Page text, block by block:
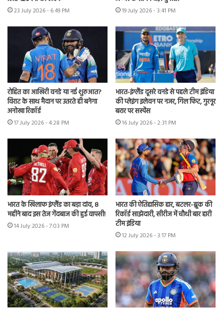
23 July 2026 - 6:49 PM 19 July 2026 - 3:41 PM
रोहित का आखिरी वनडे या नई शुरुआत?
विराट के साथ मैदान पर उतरते ही बनेगा
अनोखा रिकॉर्ड
17 July 2026 - 4:28 PM
भारत-इंग्लैंड दूसरे वनडे से पहले टीम इंडिया
की प्लेइंग इलेवन पर नजर, गिल फिट, गुरनूर
बरार पर सस्पेंस
16 July 2026 - 2:31 PM
भारत के खिलाफ इंग्लैंड का बड़ा दांव, 8
महीने बाद इस तेज गेंदबाज की हुई वापसी!
14 July 2026 - 7:03 PM
भारत की ऐतिहासिक हार, बटलर-ब्रूक की
रिकॉर्ड साझेदारी, सीरीज में चौथी बार हारी
टीम इंडिया
12 July 2026 - 3:17 PM